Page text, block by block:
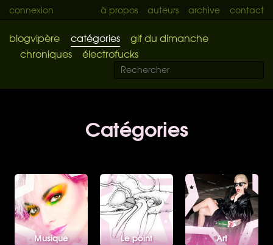
connexion à propos auteurs archive contact
blogvipère catégories
gif du dimanche
chroniques
électrofucks
Catégories
Musique Le point Art